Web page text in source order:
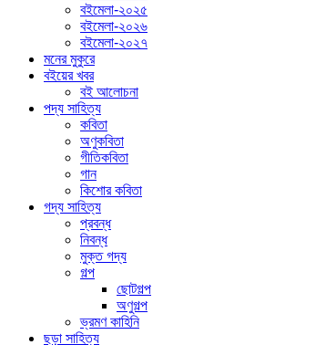
বইমেলা-২০২৫
বইমেলা-২০২৬
বইমেলা-২০২৭
মনের মুকুরে
বইয়ের খবর
বই আলোচনা
পদ্য সাহিত্য
কবিতা
অণুকবিতা
গীতিকবিতা
গান
কিশোর কবিতা
গদ্য সাহিত্য
প্রবন্ধ
নিবন্ধ
মুক্ত গদ্য
গল্প
ছোটগল্প
অণুগল্প
ভ্রমণ কাহিনি
ছড়া সাহিত্য